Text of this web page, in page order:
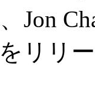
Jon
リリ